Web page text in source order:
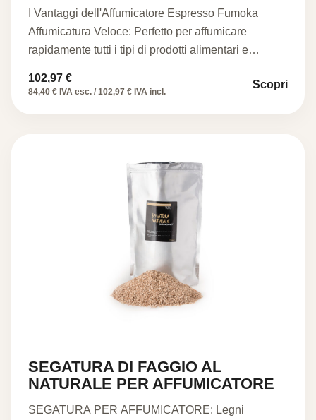
I Vantaggi dell'Affumicatore Espresso Fumoka
Affumicatura Veloce: Perfetto per affumicare
rapidamente tutti i tipi di prodotti alimentari e…
102,97 €
84,40 € IVA esc. / 102,97 € IVA incl.
Scopri
SEGATURA DI FAGGIO AL
NATURALE PER AFFUMICATORE
SEGATURA PER AFFUMICATORE: Legni